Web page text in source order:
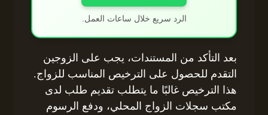
الرد سريع خلال ساعات العمل.
بعد التأكد من المستندات، يجب على الزوجين
التقدم للحصول على الترخيص المناسب للزواج.
هذا الترخيص غالبًا ما يتطلب تقديم طلب لدى
مكتب سجلات الزواج المحلي، ودفع الرسوم